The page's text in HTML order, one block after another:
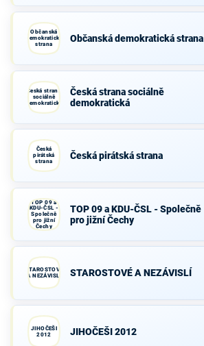
Občanská
demokratická
strana
Občanská demokratická strana
Česká strana
sociálně
demokratická
Česká strana sociálně
demokratická
Česká
pirátská
strana
Česká pirátská strana
TOP 09 a
KDU-ČSL -
Společně
pro jižní
Čechy
TOP 09 a KDU-ČSL - Společně
pro jižní Čechy
STAROSTOVÉ
A NEZÁVISLÍ
STAROSTOVÉ A NEZÁVISLÍ
JIHOČEŠI
2012
JIHOČEŠI 2012